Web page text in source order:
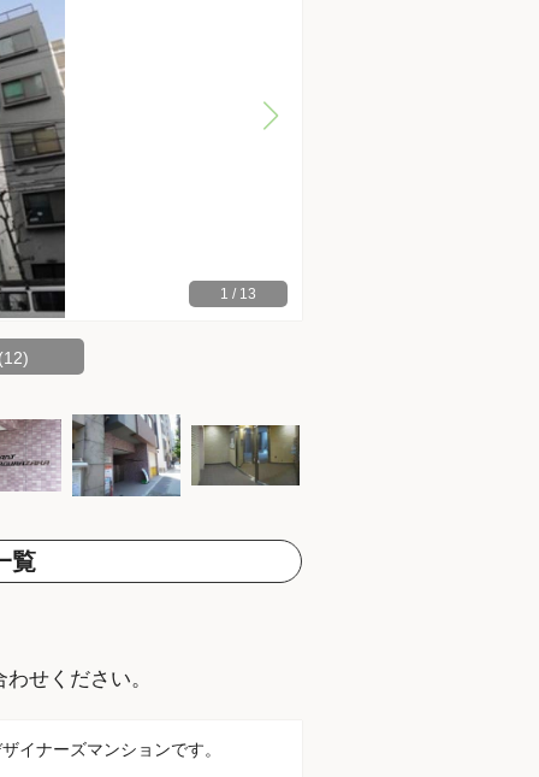
1 / 13
覧
せください。
イナーズマンションです。